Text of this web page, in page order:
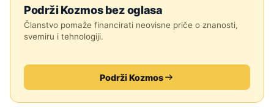
Podrži Kozmos bez oglasa
Članstvo pomaže financirati neovisne priče o znanosti,
svemiru i tehnologiji.
Podrži Kozmos